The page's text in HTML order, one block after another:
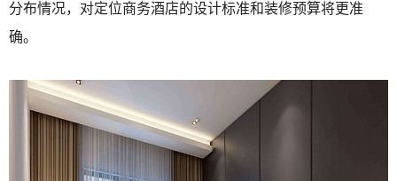
分布情况，对定位商务酒店的设计标准和装修预算将更准
确。